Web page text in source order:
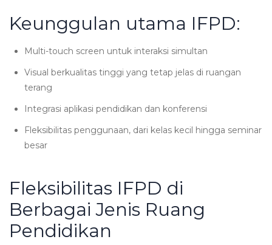
Keunggulan utama IFPD:
Multi-touch screen untuk interaksi simultan
Visual berkualitas tinggi yang tetap jelas di ruangan
terang
Integrasi aplikasi pendidikan dan konferensi
Fleksibilitas penggunaan, dari kelas kecil hingga seminar
besar
Fleksibilitas IFPD di
Berbagai Jenis Ruang
Pendidikan